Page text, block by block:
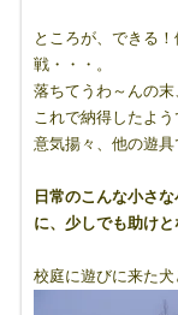
ところが、できる
戦・・・。
落ちてうわ～んの末
これで納得したよう
意気揚々、他の遊具
日常のこんな小さ
に、少しでも助けと
校庭に遊びに来た犬